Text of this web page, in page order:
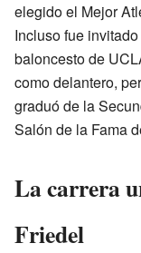
elegido el Mejor
Incluso fue
baloncesto de
como delantero,
graduó de la
Salón de la Fama
La carrera
Friedel